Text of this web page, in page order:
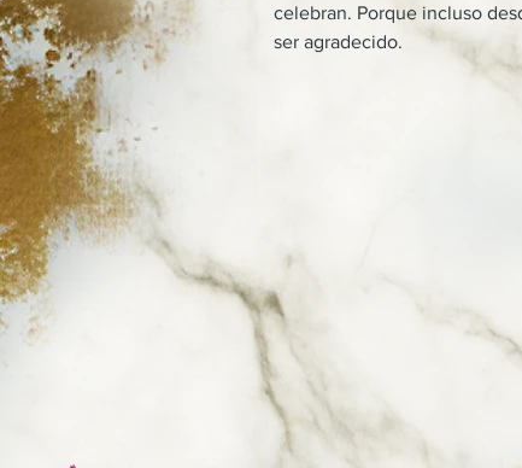
celebran. Porque incluso
ser agradecido.